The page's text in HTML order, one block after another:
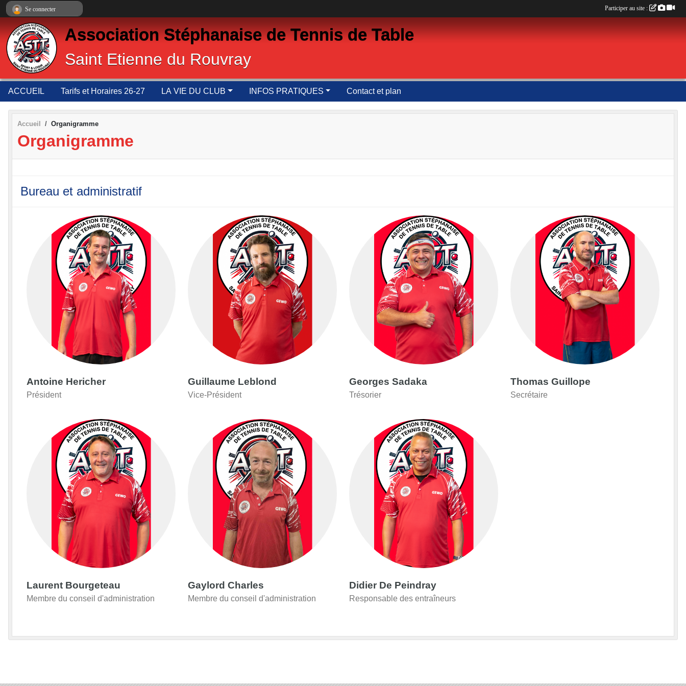
Association Stéphanaise de Tennis de Table
Saint Etienne du Rouvray
ACCUEIL Tarifs et Horaires 26-27 LA VIE DU CLUB INFOS PRATIQUES Contact et plan
Accueil Organigramme
Organigramme
Bureau et administratif
Antoine Hericher
Président
Guillaume Leblond
Vice-Président
Georges Sadaka
Trésorier
Thomas Guillope
Secrétaire
Laurent Bourgeteau
Membre du conseil d'administration
Gaylord Charles
Membre du conseil d'administration
Didier De Peindray
Responsable des entraîneurs
Se connecter Participer au site :
Panneau de gestion des cookies